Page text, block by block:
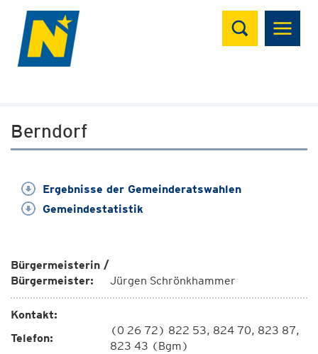
Suchen
Berndorf
Ergebnisse der Gemeinderatswahlen
Gemeindestatistik
Bürgermeisterin /
Bürgermeister:
Jürgen Schrönkhammer
Kontakt:
Telefon:
(0 26 72) 822 53, 824 70, 823 87,
823 43 (Bgm)